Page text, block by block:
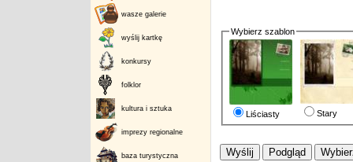
wasze galerie
wyślij kartkę
konkursy
folklor
kultura i sztuka
imprezy regionalne
baza turystyczna
Wybierz szablon
Liściasty Stary